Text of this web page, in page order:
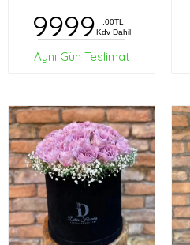
9999
,00TL
Kdv Dahil
Aynı Gün Teslimat